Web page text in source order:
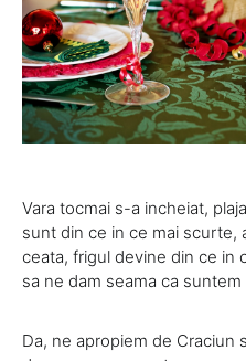
Vara tocmai s-a incheiat,
sunt din ce in ce mai scurte,
ceata, frigul devine din ce in
sa ne dam seama ca
Da, ne apropiem de Craciun